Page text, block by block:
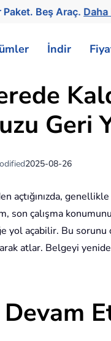
Paket. Beş Araç.Daha
İndir
Geri
2025-08-26
açtığınızda, genellikle
son çalışma
yol açabilir. Bu
atlar. Belgeyi